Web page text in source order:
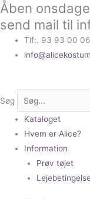
Gå
til
indholdet
Åben
send mail til
Tlf:. 93 93 00 06
Søg
Kataloget
Hvem er Alice?
Information
Prøv tøjet